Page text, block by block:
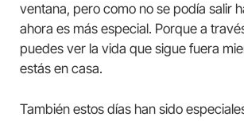
ventana, pero como no se podía salir
ahora es más especial. Porque a
puedes ver la vida que sigue fuera
estás en casa.
También estos días han sido